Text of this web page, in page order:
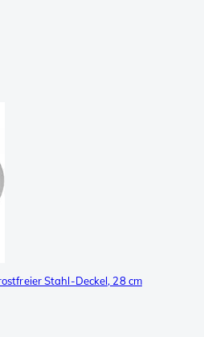
Stahl-Deckel, 28 cm